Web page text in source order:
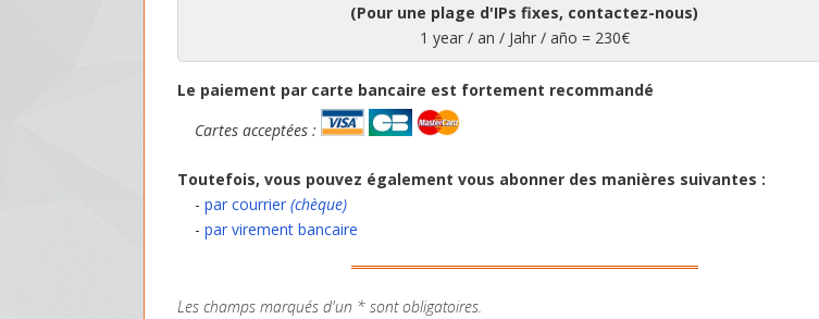
(Pour une plage d'IPs fixes, contactez-nous)
1 year / an / Jahr / año = 230€
Le paiement par carte bancaire est fortement recommandé
Cartes acceptées :
Toutefois, vous pouvez également vous abonner des manières suivantes :
- par courrier (chèque)
- par virement bancaire
Les champs marqués d'un * sont obligatoires.